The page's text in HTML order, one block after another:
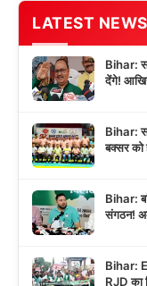
LATEST NEWS
Bihar:
देंगे!
Bihar:
बक्सर को
Bihar:
संगठन!
Bihar:
RJD का